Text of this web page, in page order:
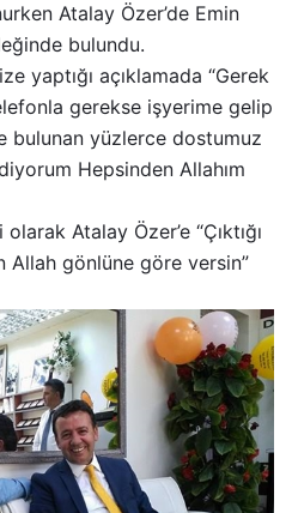
Atalay Özer’de Emin
bulundu.
yaptığı açıklamada “Gerek
gerekse işyerime gelip
bulunan yüzlerce dostumuz
Hepsinden Allahım
Atalay Özer’e “Çıktığı
Allah gönlüne göre versin”